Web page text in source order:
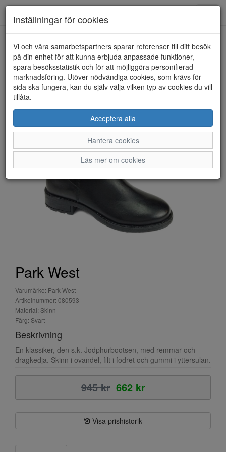
HEM PARK WEST
Park West
Varumärke: Park West
Artikelnummer: 080593
Material: Skinn
Färg: Svart
Beskrivning
En klassiker, den s.k. Jodphurbootsen, med remmar och
dragkedja. Skinn i ovandel, filt i fodret och gummi i yttersulan.
945 kr 662 kr
Visa prishistorik
Inställningar för cookies
Vi och våra samarbetspartners sparar referenser till ditt besök
på din enhet för att kunna erbjuda anpassade funktioner,
spara besöksstatistik och för att möjliggöra personifierad
marknadsföring. Utöver nödvändiga cookies, som krävs för
sida ska fungera, kan du själv välja vilken typ av cookies du vill
tillåta.
Acceptera alla
Hantera cookies
Läs mer om cookies